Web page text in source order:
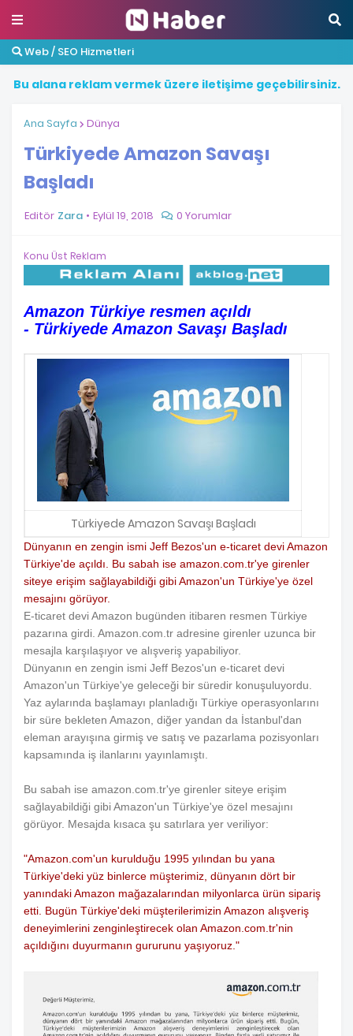
Web / SEO Hizmetleri
Bu alana reklamvermek üzere iletişime geçebilirsiniz.
Ana Sayfa Dünya
Türkiyede Amazon Savaşı
Başladı
Editör Zara Eylül 19, 2018 0 Yorumlar
Konu Üst Reklam
Amazon Türkiye resmen açıldı
- Türkiyede Amazon Savaşı Başladı
Türkiyede Amazon Savaşı Başladı
Dünyanın en zengin ismi Jeff Bezos'un e-ticaret devi Amazon
Türkiye'de açıldı. Bu sabah ise amazon.com.tr'ye girenler
siteye erişim sağlayabildiği gibi Amazon'un Türkiye'ye özel
mesajını görüyor.
E-ticaret devi Amazon bugünden itibaren resmen Türkiye
pazarına girdi. Amazon.com.tr adresine girenler uzunca bir
mesajla karşılaşıyor ve alışveriş yapabiliyor.
Dünyanın en zengin ismi Jeff Bezos'un e-ticaret devi
Amazon'un Türkiye'ye geleceği bir süredir konuşuluyordu.
Yaz aylarında başlamayı planladığı Türkiye operasyonlarını
bir süre bekleten Amazon, diğer yandan da İstanbul'dan
eleman arayışına girmiş ve satış ve pazarlama pozisyonları
kapsamında iş ilanlarını yayınlamıştı.
Bu sabah ise amazon.com.tr'ye girenler siteye erişim
sağlayabildiği gibi Amazon'un Türkiye'ye özel mesajını
görüyor. Mesajda kısaca şu satırlara yer veriliyor:
"Amazon.com'un kurulduğu 1995 yılından bu yana
Türkiye'deki yüz binlerce müşterimiz, dünyanın dört bir
yanındaki Amazon mağazalarından milyonlarca ürün sipariş
etti. Bugün Türkiye'deki müşterilerimizin Amazon alışveriş
deneyimlerini zenginleştirecek olan Amazon.com.tr'nin
açıldığını duyurmanın gururunu yaşıyoruz."